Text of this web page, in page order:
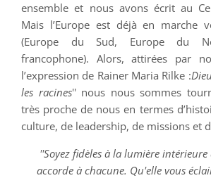
ensemble et nous avons écrit au
Mais l’Europe est déjà en marche
(Europe du Sud, Europe du
francophone). Alors, attirées par
l’expression de Rainer Maria Rilke :
les racines'' nous nous sommes
très proche de nous en termes
culture, de leadership, de missions et
''Soyez fidèles à la lumière
accorde à chacune. Qu'elle vous